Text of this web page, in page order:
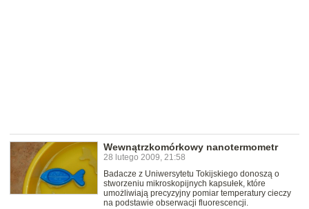
Wewnątrzkomórkowy nanotermometr
28 lutego 2009, 21:58
Badacze z Uniwersytetu Tokijskiego donoszą o
stworzeniu mikroskopijnych kapsułek, które
umożliwiają precyzyjny pomiar temperatury cieczy
na podstawie obserwacji fluorescencji.